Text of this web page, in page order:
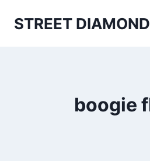
STREET DIAMOND
boogie